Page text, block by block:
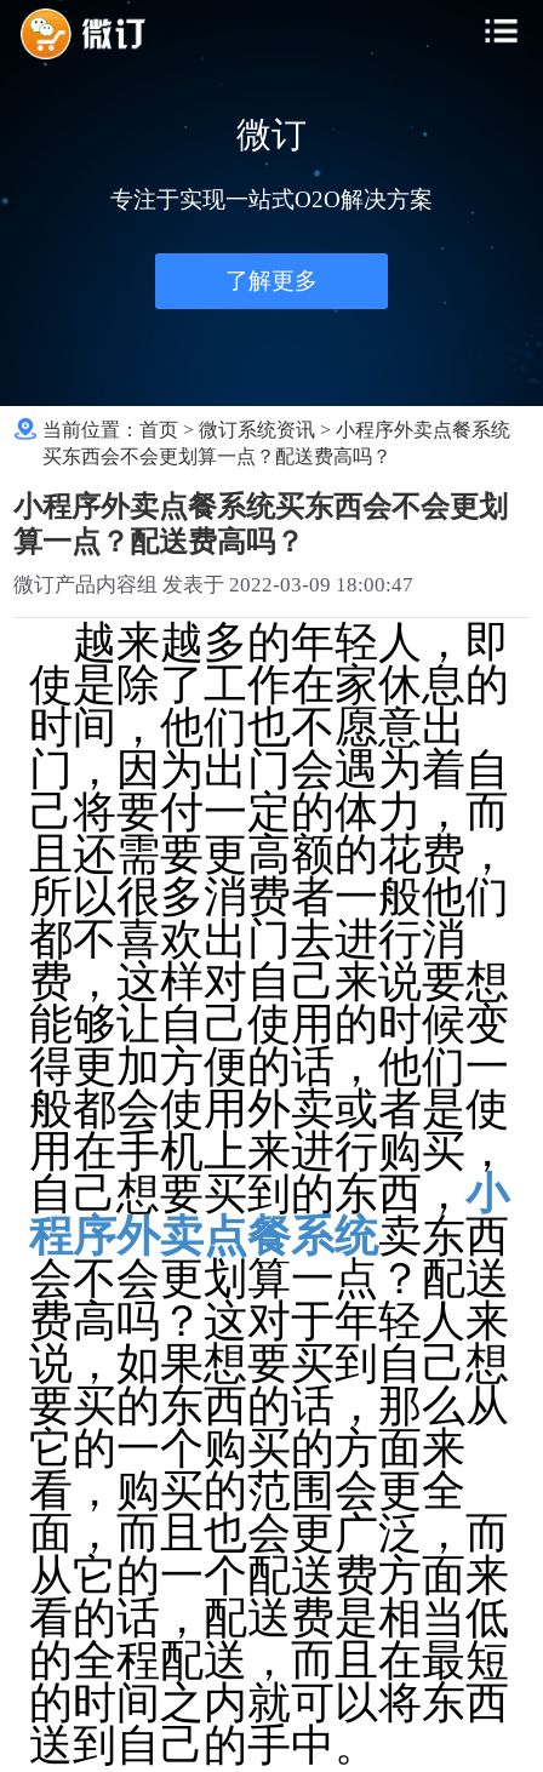
微订
专注于实现一站式O2O解决方案
了解更多
当前位置：首页 >微订系统资讯 >小程序外卖点餐系统
买东西会不会更划算一点？配送费高吗？
小程序外卖点餐系统买东西会不会更划
算一点？配送费高吗？
微订产品内容组 发表于 2022-03-09 18:00:47
越来越多的年轻人，即
使是除了工作在家休息的
时间，他们也不愿意出
门，因为出门会遇为着自
己将要付一定的体力，而
且还需要更高额的花费，
所以很多消费者一般他们
都不喜欢出门去进行消
费，这样对自己来说要想
能够让自己使用的时候变
得更加方便的话，他们一
般都会使用外卖或者是使
用在手机上来进行购买，
自己想要买到的东西，小
程序外卖点餐系统卖东西
会不会更划算一点？配送
费高吗？这对于年轻人来
说，如果想要买到自己想
要买的东西的话，那么从
它的一个购买的方面来
看，购买的范围会更全
面，而且也会更广泛，而
从它的一个配送费方面来
看的话，配送费是相当低
的全程配送，而且在最短
的时间之内就可以将东西
送到自己的手中。